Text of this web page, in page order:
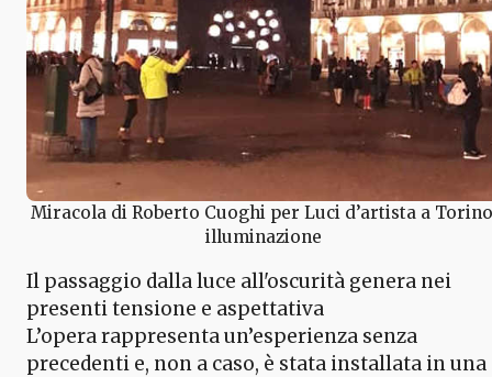
Miracola di Roberto Cuoghi per Luci d’artista a
illuminazione
Il passaggio dalla luce all'oscurità genera nei
presenti tensione e aspettativa
L’opera rappresenta un’esperienza senza
precedenti e, non a caso, è stata installata in una